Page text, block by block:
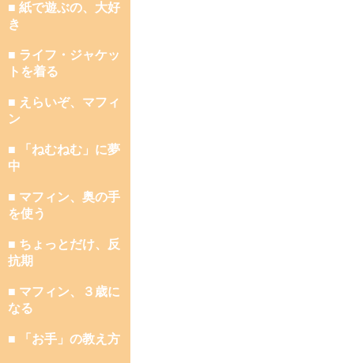
■ 紙で遊ぶの、大好
き
■ ライフ・ジャケッ
トを着る
■ えらいぞ、マフィ
ン
■ 「ねむねむ」に夢
中
■ マフィン、奥の手
を使う
■ ちょっとだけ、反
抗期
■ マフィン、３歳に
なる
■ 「お手」の教え方